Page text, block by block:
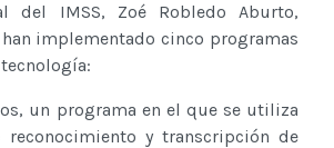
del IMSS, Zoé Robledo Aburto,
implementado cinco programas
un programa en el que se utiliza
reconocimiento y transcripción de